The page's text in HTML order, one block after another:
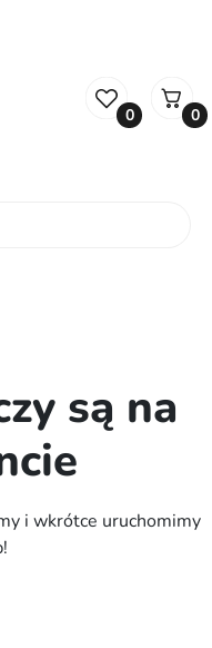
0 0
są na
i wkrótce uruchomimy